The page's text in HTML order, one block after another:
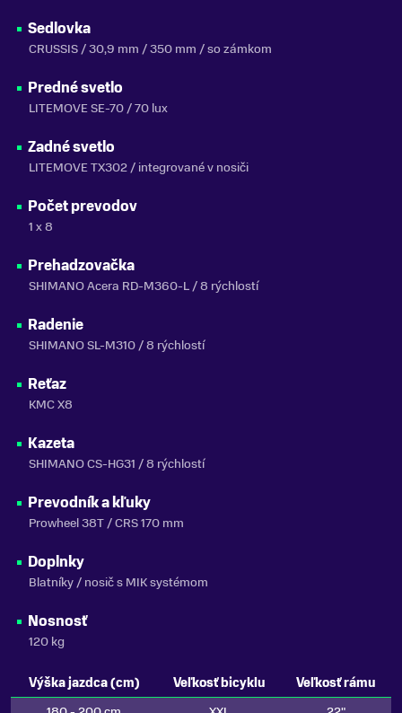
Sedlovka
CRUSSIS / 30,9 mm / 350 mm / so zámkom
Predné svetlo
LITEMOVE SE-70 / 70 lux
Zadné svetlo
LITEMOVE TX302 / integrované v nosiči
Počet prevodov
1 x 8
Prehadzovačka
SHIMANO Acera RD-M360-L / 8 rýchlostí
Radenie
SHIMANO SL-M310 / 8 rýchlostí
Reťaz
KMC X8
Kazeta
SHIMANO CS-HG31 / 8 rýchlostí
Prevodník a kľuky
Prowheel 38T / CRS 170 mm
Doplnky
Blatníky / nosič s MIK systémom
Nosnosť
120 kg
Výška jazdca (cm) Veľkosť bicyklu
Veľkosť rámu